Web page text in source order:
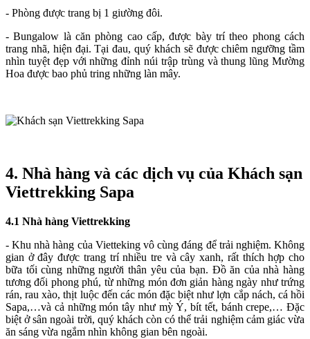
- Phòng được trang bị 1 giường đôi.
- Bungalow là căn phòng cao cấp, được bày trí theo phong cách
trang nhã, hiện đại. Tại đau, quý khách sẽ được chiêm ngưỡng tầm
nhìn tuyệt đẹp với những đỉnh núi trập trùng và thung lũng Mường
Hoa được bao phủ tring những làn mây.
4. Nhà hàng và các dịch vụ của Khách sạn
Viettrekking Sapa
4.1 Nhà hàng Viettrekking
- Khu nhà hàng của Vietteking vô cùng đáng để trải nghiệm. Không
gian ở đây được trang trí nhiều tre và cây xanh, rất thích hợp cho
bữa tối cùng những người thân yêu của bạn. Đồ ăn của nhà hàng
tương đối phong phú, từ những món đơn giản hàng ngày như trứng
rán, rau xào, thịt luộc đến các món đặc biệt như lợn cắp nách, cá hồi
Sapa,…và cả những món tây như mỳ Ý, bít tết, bánh crepe,… Đặc
biệt ở sân ngoài trời, quý khách còn có thể trải nghiệm cảm giác vừa
ăn sáng vừa ngắm nhìn không gian bên ngoài.